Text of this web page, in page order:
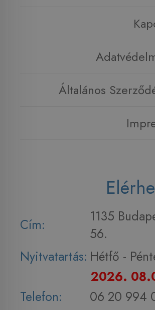
Általános
Cím:
1135
56.
Nyitvatartás: Hétfő -
2026.
Telefon:
06 20 994